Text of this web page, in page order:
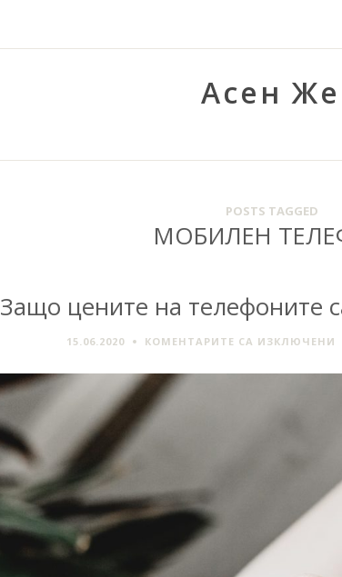
Асен
POSTS TAGGED
МОБИЛЕН
Защо цените на телефоните
15.06.2020 КОМЕНТАРИТЕ СА ИЗКЛЮЧЕНИ